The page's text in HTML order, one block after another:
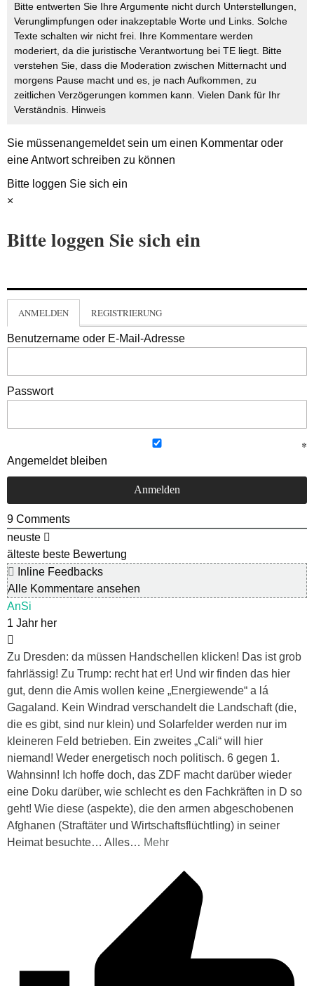
Bitte entwerten Sie Ihre Argumente nicht durch Unterstellungen,
Verunglimpfungen oder inakzeptable Worte und Links. Solche
Texte schalten wir nicht frei. Ihre Kommentare werden
moderiert, da die juristische Verantwortung bei TE liegt. Bitte
verstehen Sie, dass die Moderation zwischen Mitternacht und
morgens Pause macht und es, je nach Aufkommen, zu
zeitlichen Verzögerungen kommen kann. Vielen Dank für Ihr
Verständnis. Hinweis
Sie müssenangemeldetsein um einen Kommentar oder
eine Antwort schreiben zu können
Bitte loggen Sie sich ein
×
Bitte loggen Sie sich ein
ANMELDEN REGISTRIERUNG
Benutzername oder E-Mail-Adresse
Passwort
Angemeldet bleiben
9 Comments
neuste
älteste beste Bewertung
Inline Feedbacks
Alle Kommentare ansehen
AnSi
1 Jahr her
Zu Dresden: da müssen Handschellen klicken! Das ist grob
fahrlässig! Zu Trump: recht hat er! Und wir finden das hier
gut, denn die Amis wollen keine „Energiewende“ a lá
Gagaland. Kein Windrad verschandelt die Landschaft (die,
die es gibt, sind nur klein) und Solarfelder werden nur im
kleineren Feld betrieben. Ein zweites „Cali“ will hier
niemand! Weder energetisch noch politisch. 6 gegen 1.
Wahnsinn! Ich hoffe doch, das ZDF macht darüber wieder
eine Doku darüber, wie schlecht es den Fachkräften in D so
geht! Wie diese (aspekte), die den armen abgeschobenen
Afghanen (Straftäter und Wirtschaftsflüchtling) in seiner
Heimat besuchte… Alles… Mehr